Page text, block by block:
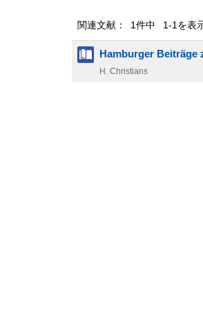
関連文献： 1件中 1-1を表
Hamburger Beiträge
H. Christians